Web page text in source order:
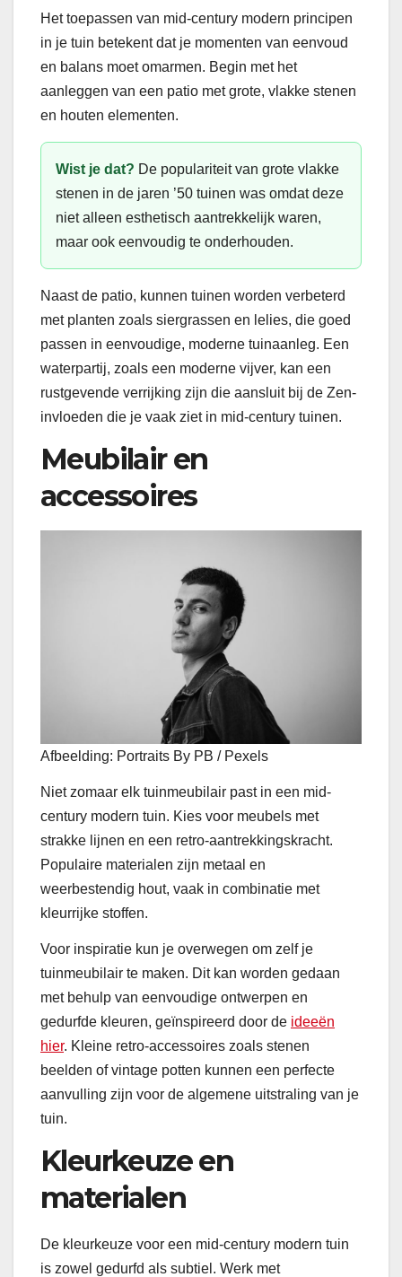
Het toepassen van mid-century modern principen
in je tuin betekent dat je momenten van eenvoud
en balans moet omarmen. Begin met het
aanleggen van een patio met grote, vlakke stenen
en houten elementen.
Wist je dat? De populariteit van grote vlakke
stenen in de jaren ’50 tuinen was omdat deze
niet alleen esthetisch aantrekkelijk waren,
maar ook eenvoudig te onderhouden.
Naast de patio, kunnen tuinen worden verbeterd
met planten zoals siergrassen en lelies, die goed
passen in eenvoudige, moderne tuinaanleg. Een
waterpartij, zoals een moderne vijver, kan een
rustgevende verrijking zijn die aansluit bij de Zen-
invloeden die je vaak ziet in mid-century tuinen.
Meubilair en
accessoires
Afbeelding: Portraits By PB / Pexels
Niet zomaar elk tuinmeubilair past in een mid-
century modern tuin. Kies voor meubels met
strakke lijnen en een retro-aantrekkingskracht.
Populaire materialen zijn metaal en
weerbestendig hout, vaak in combinatie met
kleurrijke stoffen.
Voor inspiratie kun je overwegen om zelf je
tuinmeubilair te maken. Dit kan worden gedaan
met behulp van eenvoudige ontwerpen en
gedurfde kleuren, geïnspireerd door de ideeën
hier. Kleine retro-accessoires zoals stenen
beelden of vintage potten kunnen een perfecte
aanvulling zijn voor de algemene uitstraling van je
tuin.
Kleurkeuze en
materialen
De kleurkeuze voor een mid-century modern tuin
is zowel gedurfd als subtiel. Werk met